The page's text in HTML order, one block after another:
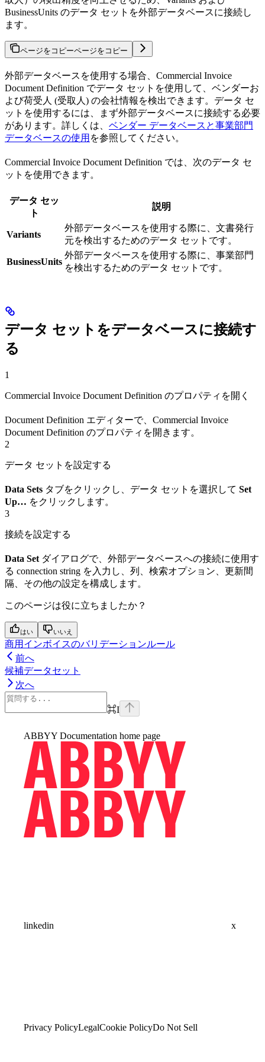
BusinessUnits のデータ セットを外部データベースに接続し
ます。
ページをコピーページをコピー
外部データベースを使用する場合、Commercial Invoice
Document Definition でデータ セットを使用して、ベンダーお
よび荷受人 (受取人) の会社情報を検出できます。データ セ
ットを使用するには、まず外部データベースに接続する必要
があります。詳しくは、 ベンダー データベースと事業部門
データベースの使用 を参照してください。
Commercial Invoice Document Definition では、次のデータ セ
ットを使用できます。
データ セッ
ト
説明
Variants
外部データベースを使用する際に、文書発行
元を検出するためのデータ セットです。
BusinessUnits
外部データベースを使用する際に、事業部門
を検出するためのデータ セットです。
データ セットをデータベースに接続す
る
1
Commercial Invoice Document Definition のプロパティを開く
Document Definition エディターで、Commercial Invoice
Document Definition のプロパティを開きます。
2
データ セットを設定する
Data Sets タブをクリックし、データ セットを選択して Set
Up… をクリックします。
3
接続を設定する
Data Set ダイアログで、外部データベースへの接続に使用す
る connection string を入力し、列、検索オプション、更新間
隔、その他の設定を構成します。
このページは役に立ちましたか？
はい いいえ
商用インボイスのバリデーションルール
前へ
候補データセット
次へ
⌘I
ABBYY Documentation home page
linkedin x
Privacy PolicyLegalCookie PolicyDo Not Sell